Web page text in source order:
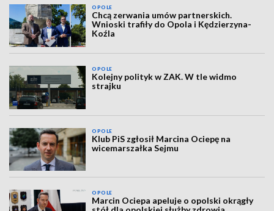
OPOLE
Chcą zerwania umów partnerskich.
Wnioski trafiły do Opola i Kędzierzyna-
Koźla
OPOLE
Kolejny polityk w ZAK. W tle widmo
strajku
OPOLE
Klub PiS zgłosił Marcina Ociepę na
wicemarszałka Sejmu
OPOLE
Marcin Ociepa apeluje o opolski okrągły